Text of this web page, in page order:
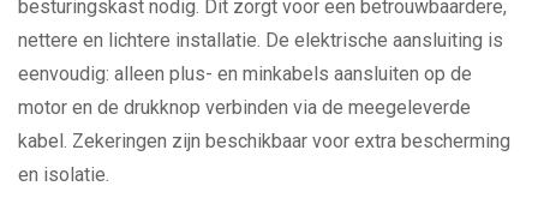
besturingskast nodig. Dit zorgt voor een betrouwbaardere,
nettere en lichtere installatie. De elektrische aansluiting is
eenvoudig: alleen plus- en minkabels aansluiten op de
motor en de drukknop verbinden via de meegeleverde
kabel. Zekeringen zijn beschikbaar voor extra bescherming
en isolatie.